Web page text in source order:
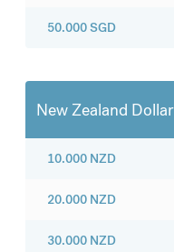
50.000SGD
New Zealand Dollar
10.000 NZD
20.000 NZD
30.000 NZD